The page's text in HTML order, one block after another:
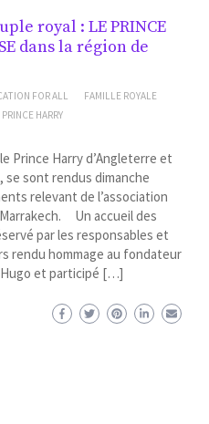
royal : LE PRINCE
dans la région de
FOR ALL
FAMILLE ROYALE
PRINCE HARRY
Prince Harry d’Angleterre et
se sont rendus dimanche
relevant de l’association
Un accueil des
par les responsables et
rendu hommage au fondateur
et participé […]